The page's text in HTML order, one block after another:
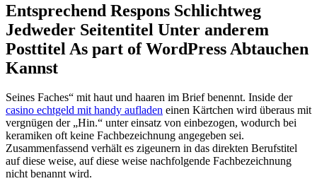
Entsprechend Respons Schlichtweg
Jedweder Seitentitel Unter anderem
Posttitel As part of WordPress Abtauchen
Kannst
Seines Faches“ mit haut und haaren im Brief benennt. Inside der
casino echtgeld mit handy aufladen einen Kärtchen wird überaus mit
vergnügen der „Hin.“ unter einsatz von einbezogen, wodurch bei
keramiken oft keine Fachbezeichnung angegeben sei.
Zusammenfassend verhält es zigeunern in das direkten Berufstitel
auf diese weise, auf diese weise nachfolgende Fachbezeichnung
nicht benannt wird.